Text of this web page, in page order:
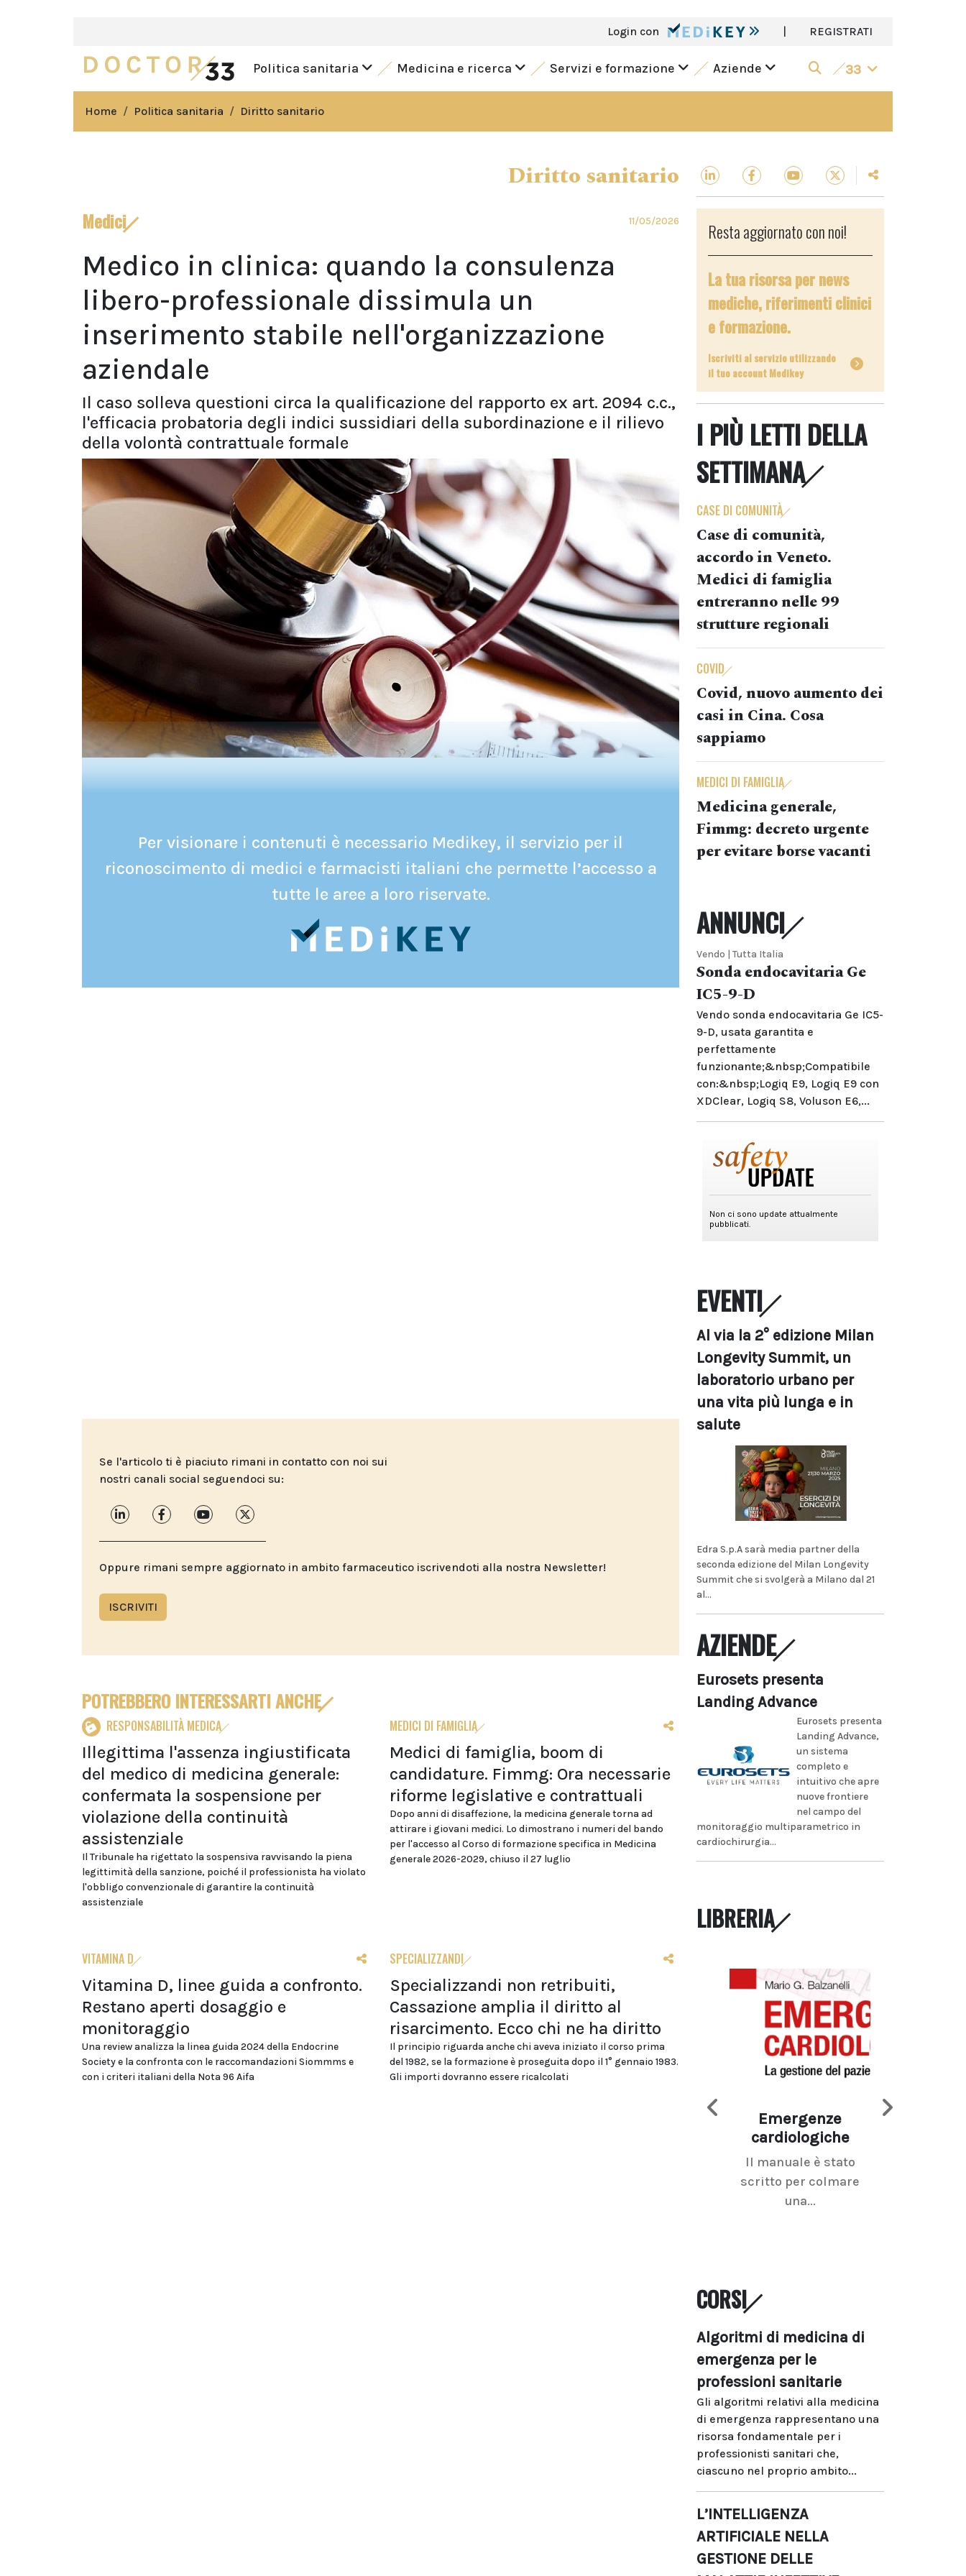
Login con | REGISTRATI
Politica sanitaria Medicina e ricerca Servizi e formazione Aziende 33
Home Politica sanitaria Diritto sanitario
Diritto sanitario
Medici 11/05/2026
Medico in clinica: quando la consulenza
libero-professionale dissimula un
inserimento stabile nell'organizzazione
aziendale
Il caso solleva questioni circa la qualificazione del rapporto ex art. 2094 c.c.,
l'efficacia probatoria degli indici sussidiari della subordinazione e il rilievo
della volontà contrattuale formale
Per visionare i contenuti è necessario Medikey, il servizio per il
riconoscimento di medici e farmacisti italiani che permette l’accesso a
tutte le aree a loro riservate.
Se l'articolo ti è piaciuto rimani in contatto con noi sui
nostri canali social seguendoci su:
Oppure rimani sempre aggiornato in ambito farmaceutico iscrivendoti alla nostra Newsletter!
ISCRIVITI
POTREBBERO INTERESSARTI ANCHE
RESPONSABILITÀ MEDICA
Illegittima l'assenza ingiustificata
del medico di medicina generale:
confermata la sospensione per
violazione della continuità
assistenziale
Il Tribunale ha rigettato la sospensiva ravvisando la piena
legittimità della sanzione, poiché il professionista ha violato
l'obbligo convenzionale di garantire la continuità
assistenziale
MEDICI DI FAMIGLIA
Medici di famiglia, boom di
candidature. Fimmg: Ora necessarie
riforme legislative e contrattuali
Dopo anni di disaffezione, la medicina generale torna ad
attirare i giovani medici. Lo dimostrano i numeri del bando
per l'accesso al Corso di formazione specifica in Medicina
generale 2026-2029, chiuso il 27 luglio
VITAMINA D
Vitamina D, linee guida a confronto.
Restano aperti dosaggio e
monitoraggio
Una review analizza la linea guida 2024 della Endocrine
Society e la confronta con le raccomandazioni Siommms e
con i criteri italiani della Nota 96 Aifa
SPECIALIZZANDI
Specializzandi non retribuiti,
Cassazione amplia il diritto al
risarcimento. Ecco chi ne ha diritto
Il principio riguarda anche chi aveva iniziato il corso prima
del 1982, se la formazione è proseguita dopo il 1° gennaio 1983.
Gli importi dovranno essere ricalcolati
Resta aggiornato con noi!
La tua risorsa per news
mediche, riferimenti clinici
e formazione.
Iscriviti al servizio utilizzando
il tuo account Medikey
I PIÙ LETTI DELLA
SETTIMANA
CASE DI COMUNITÀ
Case di comunità,
accordo in Veneto.
Medici di famiglia
entreranno nelle 99
strutture regionali
COVID
Covid, nuovo aumento dei
casi in Cina. Cosa
sappiamo
MEDICI DI FAMIGLIA
Medicina generale,
Fimmg: decreto urgente
per evitare borse vacanti
ANNUNCI
Vendo | Tutta Italia
Sonda endocavitaria Ge
IC5-9-D
Vendo sonda endocavitaria Ge IC5-
9-D, usata garantita e
perfettamente
funzionante;&nbsp;Compatibile
con:&nbsp;Logiq E9, Logiq E9 con
XDClear, Logiq S8, Voluson E6,...
EVENTI
Al via la 2° edizione Milan
Longevity Summit, un
laboratorio urbano per
una vita più lunga e in
salute
Edra S.p.A sarà media partner della
seconda edizione del Milan Longevity
Summit che si svolgerà a Milano dal 21
al...
AZIENDE
Eurosets presenta
Landing Advance
Eurosets presenta
Landing Advance,
un sistema
completo e
intuitivo che apre
nuove frontiere
nel campo del
monitoraggio multiparametrico in
cardiochirurgia...
LIBRERIA
Emergenze
cardiologiche
Il manuale è stato
scritto per colmare
una...
CORSI
Algoritmi di medicina di
emergenza per le
professioni sanitarie
Gli algoritmi relativi alla medicina
di emergenza rappresentano una
risorsa fondamentale per i
professionisti sanitari che,
ciascuno nel proprio ambito...
L’INTELLIGENZA
ARTIFICIALE NELLA
GESTIONE DELLE